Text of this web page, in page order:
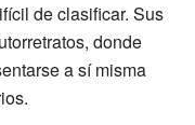
de clasificar. Sus
donde
a sí misma